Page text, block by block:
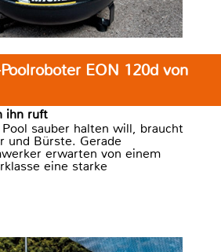
EON 120d von
ihn ruft
sauber halten will, braucht
und Bürste. Gerade
erwarten von einem
eine starke